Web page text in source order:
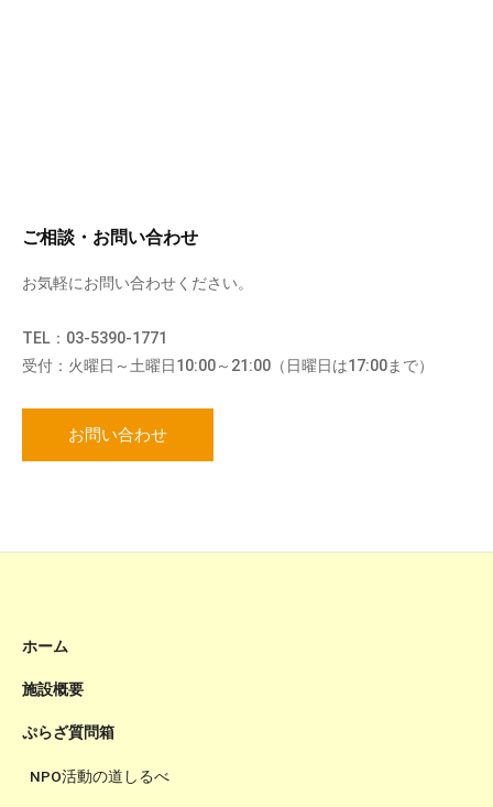
ご相談・お問い合わせ
お気軽にお問い合わせください。
TEL：03-5390-1771
受付：火曜日～土曜日10:00～21:00（日曜日は17:00まで）
お問い合わせ
ホーム
施設概要
ぷらざ質問箱
NPO活動の道しるべ